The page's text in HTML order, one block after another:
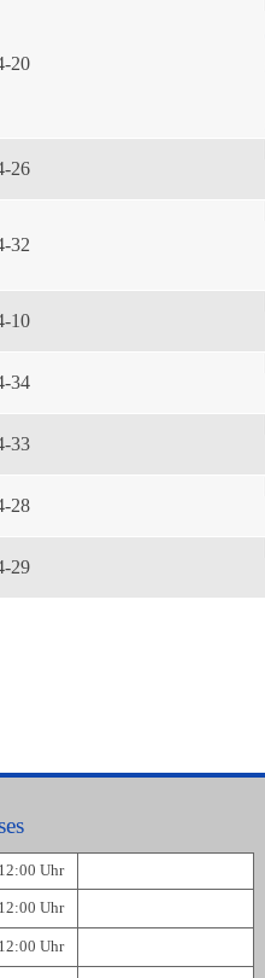
20
26
32
10
34
33
28
29
Uhr
Uhr
Uhr